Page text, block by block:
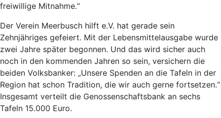
freiwillige Mitnahme.“
Der Verein Meerbusch hilft e.V. hat gerade sein
Zehnjähriges gefeiert. Mit der Lebensmittelausgabe wurde
zwei Jahre später begonnen. Und das wird sicher auch
noch in den kommenden Jahren so sein, versichern die
beiden Volksbanker: „Unsere Spenden an die Tafeln in der
Region hat schon Tradition, die wir auch gerne fortsetzen.“
Insgesamt verteilt die Genossenschaftsbank an sechs
Tafeln 15.000 Euro.